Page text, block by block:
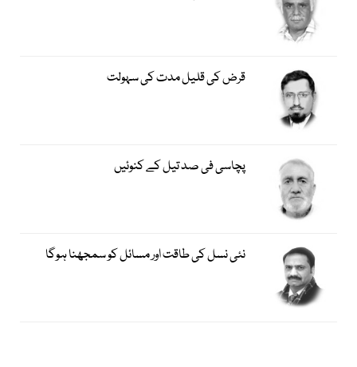
قرض کی قلیل مدت کی سہولت
پچاسی فی صد تیل کے کنوئیں
نئی نسل کی طاقت اور مسائل کو سمجھنا ہوگا